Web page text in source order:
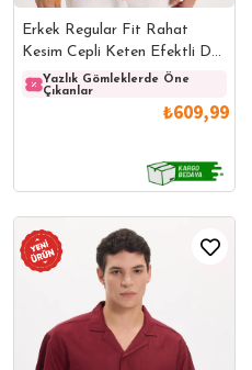
Erkek Regular Fit Rahat
Kesim Cepli Keten Efektli Düz
Bordo Gömlek
Yazlık Gömleklerde Öne
Çıkanlar
₺609,99